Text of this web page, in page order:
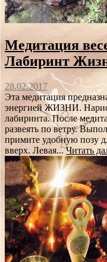
Медитация
Лабиринт
28.02.2017
Эта медитация
энергией ЖИЗНИ.
лабиринта. После
развеять по ветру.
примите удобную позу
вверх. Левая...Читать